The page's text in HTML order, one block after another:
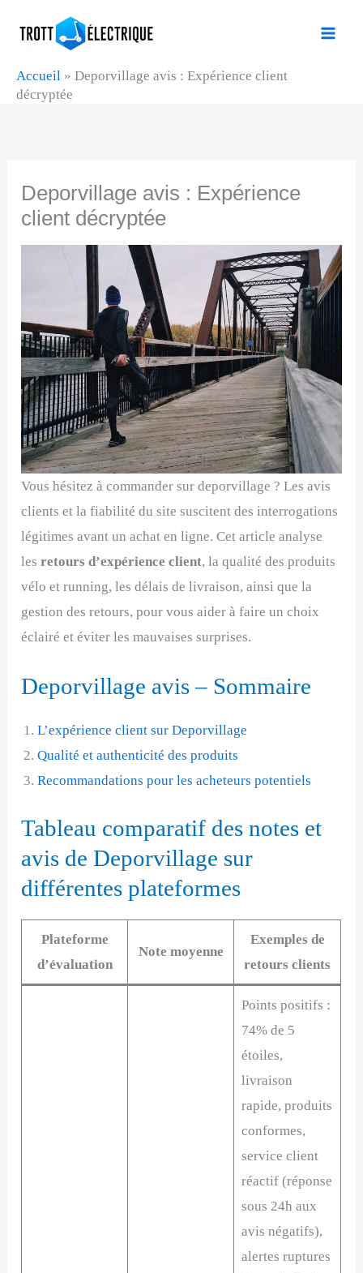
Accueil » Deporvillage avis : Expérience client
décryptée
Deporvillage avis : Expérience
client décryptée
Vous hésitez à commander sur deporvillage ? Les avis
clients et la fiabilité du site suscitent des interrogations
légitimes avant un achat en ligne. Cet article analyse
lesretours d’expérience client, la qualité des produits
vélo et running, les délais de livraison, ainsi que la
gestion des retours, pour vous aider à faire un choix
éclairé et éviter les mauvaises surprises.
Deporvillage avis – Sommaire
L’expérience client sur Deporvillage
Qualité et authenticité des produits
Recommandations pour les acheteurs potentiels
Tableau comparatif des notes et
avis de Deporvillage sur
différentes plateformes
Plateforme
d’évaluation
Note moyenne
Exemples de
retours clients
Points positifs :
74% de 5
étoiles,
livraison
rapide, produits
conformes,
service client
réactif (réponse
sous 24h aux
avis négatifs),
alertes ruptures